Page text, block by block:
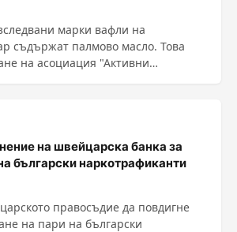
марки вафли на
съдържат палмово масло. Това
на асоциация "Активни
на швейцарска банка за
български наркотрафиканти
правосъдие да повдигне
на пари на български